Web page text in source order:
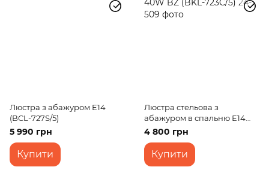
Люстра з абажуром E14
(BCL-727S/5)
5 990 грн
Купити
Люстра стельова з
абажуром в спальню Е14
40W BZ (BKL-723C/5)
4 800 грн
Купити